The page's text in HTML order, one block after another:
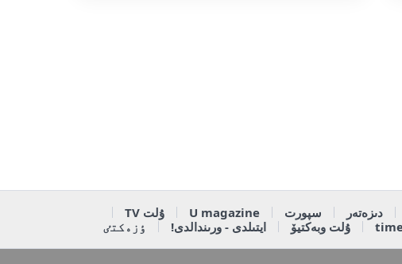
دىزەتەر سپورت U magazine
ۇلت TV
ۇلت وبەكتيۆ ايتىلدى - ورىندالدى! ٶزەكتٸ